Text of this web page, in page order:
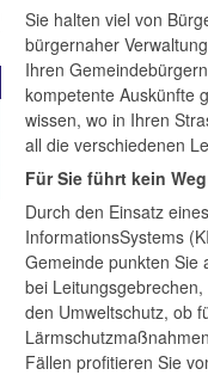
Sie halten viel von
bürgernaher
Ihren
kompetente Auskünfte
wissen, wo in Ihren
all die verschiedenen
Für Sie führt kein
Durch den Einsatz
InformationsSystems
Gemeinde punkten Sie
bei
den Umweltschutz, ob
Fällen profitieren Sie